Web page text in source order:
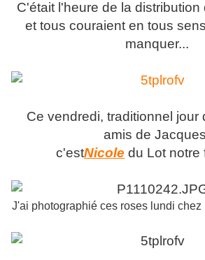
C'était l'heure de la distribution
et tous couraient en tous
manquer...
Ce vendredi, traditionnel jour
amis de
c'estNicole du Lot notre
J'ai photographié ces roses lundi chez